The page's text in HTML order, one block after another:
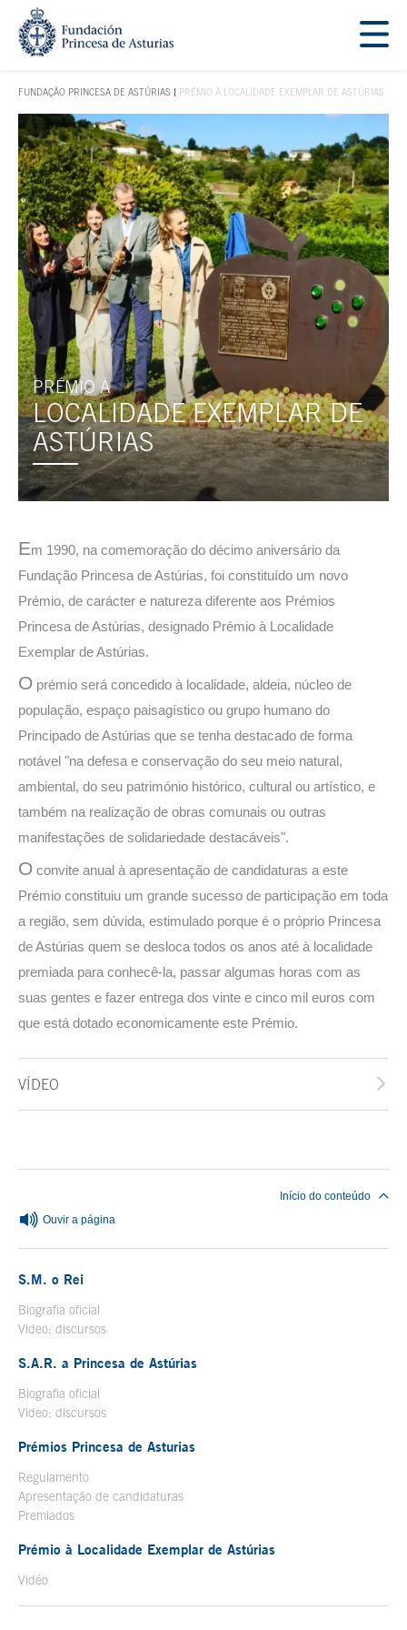
Saltar navegação. Ir directamente ao conteúdo principal
FUNDAÇÃO PRINCESA DE ASTÚRIAS
TECLA DE ACESSO 1
PRÉMIO À LOCALIDADE EXEMPLAR DE ASTÚRIAS
Conteúdo principal
PRÉMIO À
LOCALIDADE EXEMPLAR DE
ASTÚRIAS
Em 1990, na comemoração do décimo aniversário da
Fundação Princesa de Astúrias, foi constituído um novo
Prémio, de carácter e natureza diferente aos Prémios
Princesa de Astúrias, designado Prémio à Localidade
Exemplar de Astúrias.
O prémio será concedido à localidade, aldeia, núcleo de
população, espaço paisagístico ou grupo humano do
Principado de Astúrias que se tenha destacado de forma
notável "na defesa e conservação do seu meio natural,
ambiental, do seu património histórico, cultural ou artístico, e
também na realização de obras comunais ou outras
manifestações de solidariedade destacáveis".
O convite anual à apresentação de candidaturas a este
Prémio constituiu um grande sucesso de participação em toda
a região, sem dúvida, estimulado porque é o próprio Princesa
de Astúrias quem se desloca todos os anos até à localidade
premiada para conhecê-la, passar algumas horas com as
suas gentes e fazer entrega dos vinte e cinco mil euros com
que está dotado economicamente este Prémio.
VÍDEO
Ouvir a página
Início do conteúdo
S.M. o Rei
Biografia oficial
Video: discursos
S.A.R. a Princesa de Astúrias
Biografia oficial
Video: discursos
Prémios Princesa de Asturias
Regulamento
Apresentação de candidaturas
Premiados
Prémio à Localidade Exemplar de Astúrias
Vidéo